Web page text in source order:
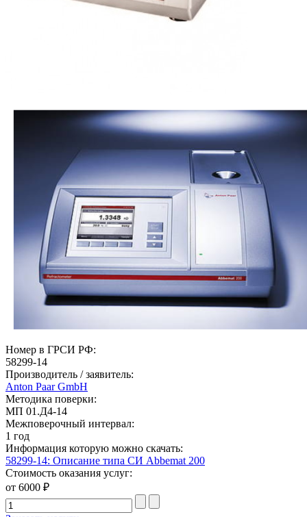
Номер в ГРСИ РФ:
58299-14
Производитель / заявитель:
Anton Paar GmbH
Методика поверки:
МП 01.Д4-14
Межповерочный интервал:
1 год
Информация которую можно скачать:
58299-14: Описание типа СИ Abbemat 200
Стоимость оказания услуг:
от 6000 ₽